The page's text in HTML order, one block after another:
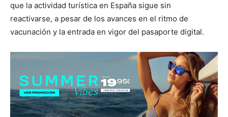
que la actividad turística en España sigue sin
reactivarse, a pesar de los avances en el ritmo de
vacunación y la entrada en vigor del pasaporte digital.